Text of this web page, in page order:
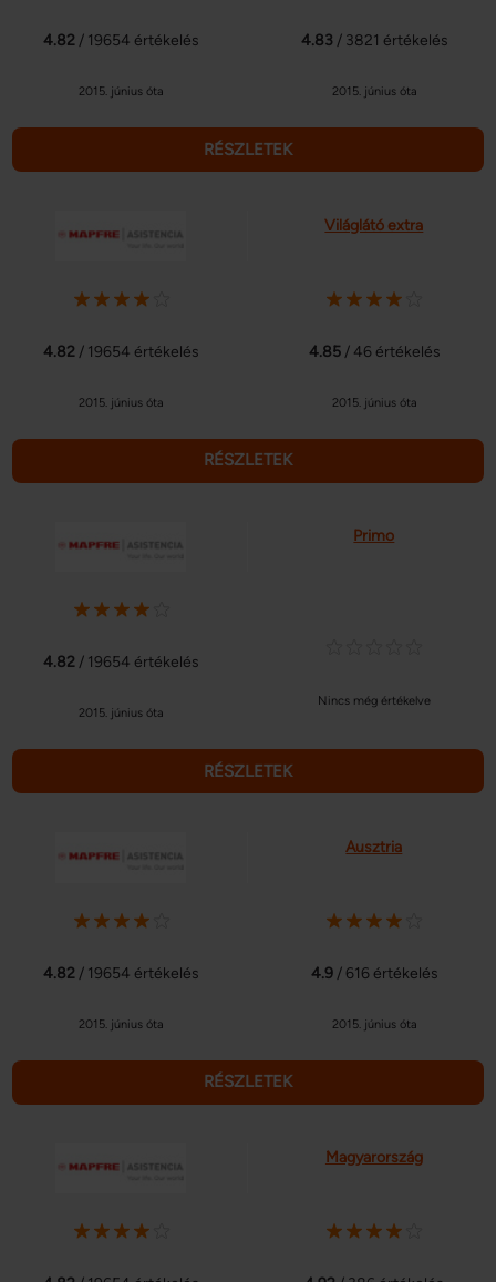
4.82 / 19654 értékelés
2015. június óta
4.83 / 3821 értékelés
2015. június óta
RÉSZLETEK
4.82 / 19654 értékelés
2015. június óta
Világlátó extra
4.85/ 46 értékelés
2015. június óta
RÉSZLETEK
4.82 / 19654 értékelés
2015. június óta
Primo
Nincs még értékelve
RÉSZLETEK
4.82 / 19654 értékelés
2015. június óta
Ausztria
4.9/ 616 értékelés
2015. június óta
RÉSZLETEK
Magyarország